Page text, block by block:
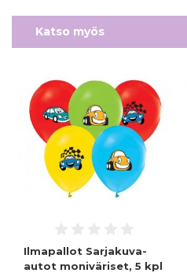
Katso myös
Ilmapallot Sarjakuva-
autot moniväriset, 5 kpl